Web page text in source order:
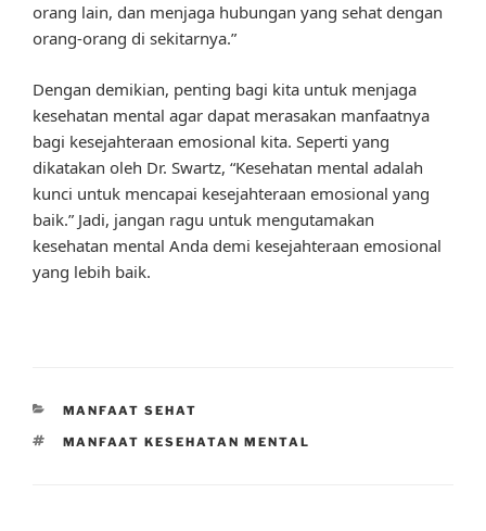
orang lain, dan menjaga hubungan yang sehat dengan
orang-orang di sekitarnya.”
Dengan demikian, penting bagi kita untuk menjaga
kesehatan mental agar dapat merasakan manfaatnya
bagi kesejahteraan emosional kita. Seperti yang
dikatakan oleh Dr. Swartz, “Kesehatan mental adalah
kunci untuk mencapai kesejahteraan emosional yang
baik.” Jadi, jangan ragu untuk mengutamakan
kesehatan mental Anda demi kesejahteraan emosional
yang lebih baik.
CATEGORIES
MANFAAT SEHAT
TAGS
MANFAAT KESEHATAN MENTAL